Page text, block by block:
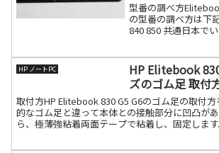
型番の調べ方
の型番の調べ方は下
840 850 共通日本で
バー続きを読む
HP ノートPC
HP Elitebook
ズのゴム足 取付
取付方HP Elitebook 830 G5 G6のゴム足の取付
的なゴム足と違って本体との接触部分に凹凸が
ら、極薄強粘着両面テープで粘着し、固定しま